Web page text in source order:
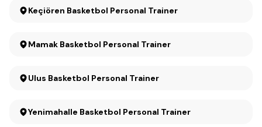
Keçiören Basketbol Personal Trainer
Mamak Basketbol Personal Trainer
Ulus Basketbol Personal Trainer
Yenimahalle Basketbol Personal Trainer